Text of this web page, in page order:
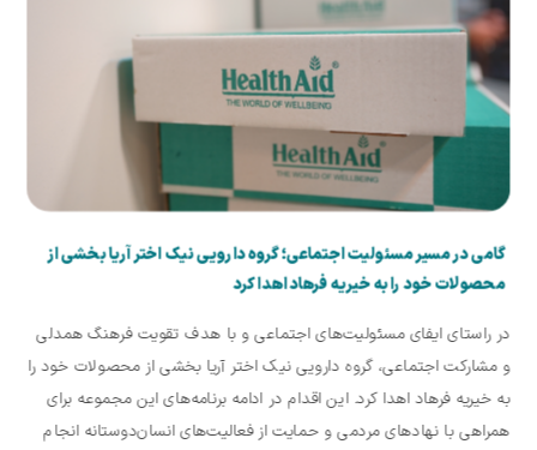
گامی در مسیر مسئولیت اجتماعی؛ گروه دارویی نیک اختر آریا بخشی از
محصولات خود را به خیریه فرهاد اهدا کرد
در راستای ایفای مسئولیت‌های اجتماعی و با هدف تقویت فرهنگ همدلی
و مشارکت اجتماعی، گروه دارویی نیک اختر آریا بخشی از محصولات خود را
به خیریه فرهاد اهدا کرد. این اقدام در ادامه برنامه‌های این مجموعه برای
همراهی با نهادهای مردمی و حمایت از فعالیت‌های انسان‌دوستانه انجام